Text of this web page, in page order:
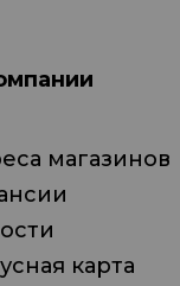
магазинов
карта